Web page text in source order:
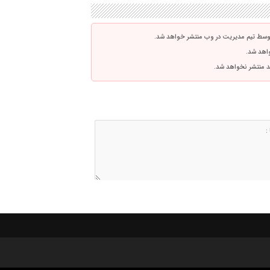
تیم مدیریت در وب منتشر خواهد شد.
شد.
منتشر نخواهد شد.